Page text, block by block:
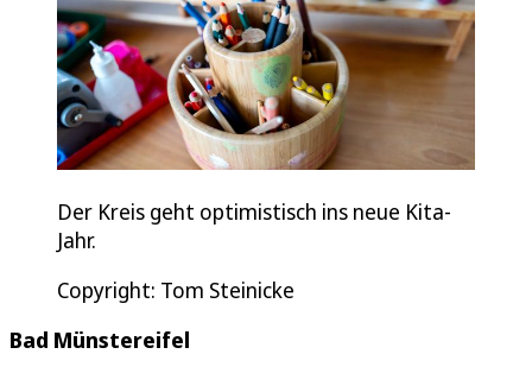
Der Kreis geht optimistisch ins neue Kita-
Jahr.
Copyright: Tom Steinicke
Bad Münstereifel